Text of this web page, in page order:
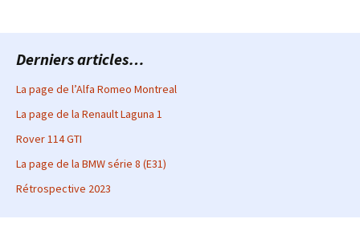
Derniers articles…
La page de l’Alfa Romeo Montreal
La page de la Renault Laguna 1
Rover 114 GTI
La page de la BMW série 8 (E31)
Rétrospective 2023